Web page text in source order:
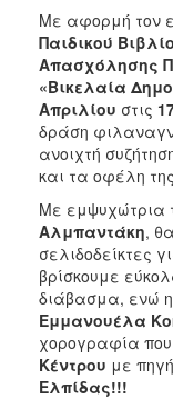
ΑΝΘΕΚΤΙΚΗ
ΠΟΛΗΜε αφορμή τον
Παιδικού
Απασχόλησης
«Βικελαία
Απριλίου στις
δράση
ανοιχτή
και τα οφέλη
Με εμψυχώτρια
Αλμπαντάκη,
σελιδοδείκτες
βρίσκουμε
διάβασμα, ενώ
Εμμανουέλα
χορογραφία
Κέντρου με
Ελπίδας!!!